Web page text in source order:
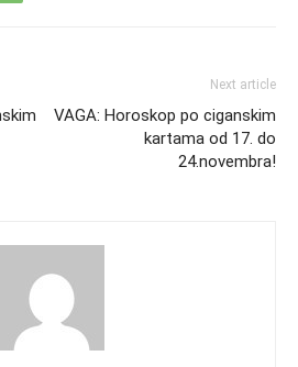
Next article
VAGA: Horoskop po ciganskim
kartama od 17. do
24.novembra!